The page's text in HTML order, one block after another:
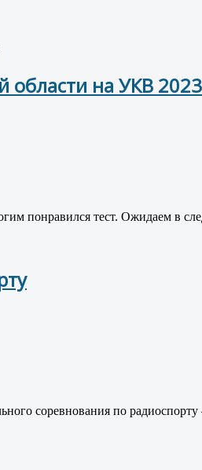
области на УКВ
понравился тест. Ожидаем в
соревнования по